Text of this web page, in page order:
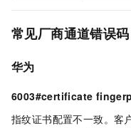
常见厂商通道错误码
华为
6003#certificate
指纹证书配置不一致。客